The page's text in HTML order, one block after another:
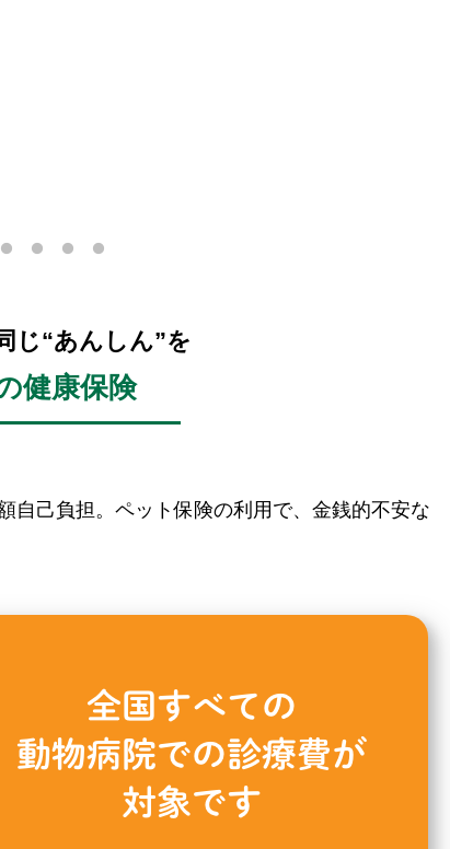
じ“あんしん”を
健康保険
自己負担。ペット保険の利用で、金銭的不安な